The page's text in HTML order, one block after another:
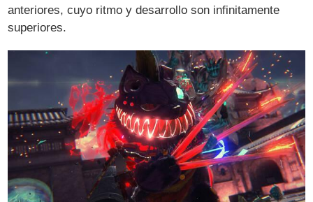
anteriores, cuyo ritmo y desarrollo son infinitamente
superiores.